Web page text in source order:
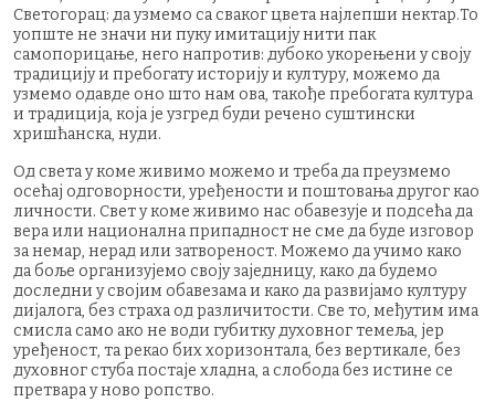
Светогорац: да узмемо са сваког цвета најлепши нектар.То
уопште не значи ни пуку имитацију нити пак
самопорицање, него напротив: дубоко укорењени у своју
традицију и пребогату историју и културу, можемо да
узмемо одавде оно што нам ова, такође пребогата култура
и традиција, која је узгред буди речено суштински
хришћанска, нуди.
Од света у коме живимо можемо и треба да преузмемо
осећај одговорности, уређености и поштовања другог као
личности. Свет у коме живимо нас обавезује и подсећа да
вера или национална припадност не сме да буде изговор
за немар, нерад или затвореност. Можемо да учимо како
да боље организујемо своју заједницу, како да будемо
доследни у својим обавезама и како да развијамо културу
дијалога, без страха од различитости. Све то, међутим има
смисла само ако не води губитку духовног темеља, јер
уређеност, та рекао бих хоризонтала, без вертикале, без
духовног стуба постаје хладна, а слобода без истине се
претвара у ново ропство.